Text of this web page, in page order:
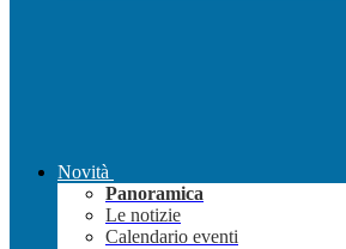
Novità
Panoramica
Le notizie
Calendario eventi